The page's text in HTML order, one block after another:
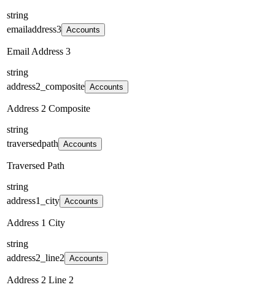
string
emailaddress3 Accounts
Email Address 3
string
address2_composite Accounts
Address 2 Composite
string
traversedpath Accounts
Traversed Path
string
address1_city Accounts
Address 1 City
string
address2_line2 Accounts
Address 2 Line 2